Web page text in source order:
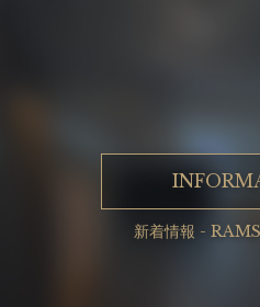
新着情報 -